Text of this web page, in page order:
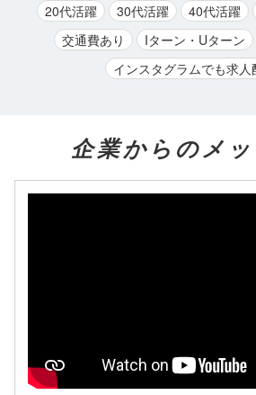
20代活躍
30代活躍 40代活躍
交通費あり
Iターン・Uターン
インスタグラムでも求人
企業からのメ